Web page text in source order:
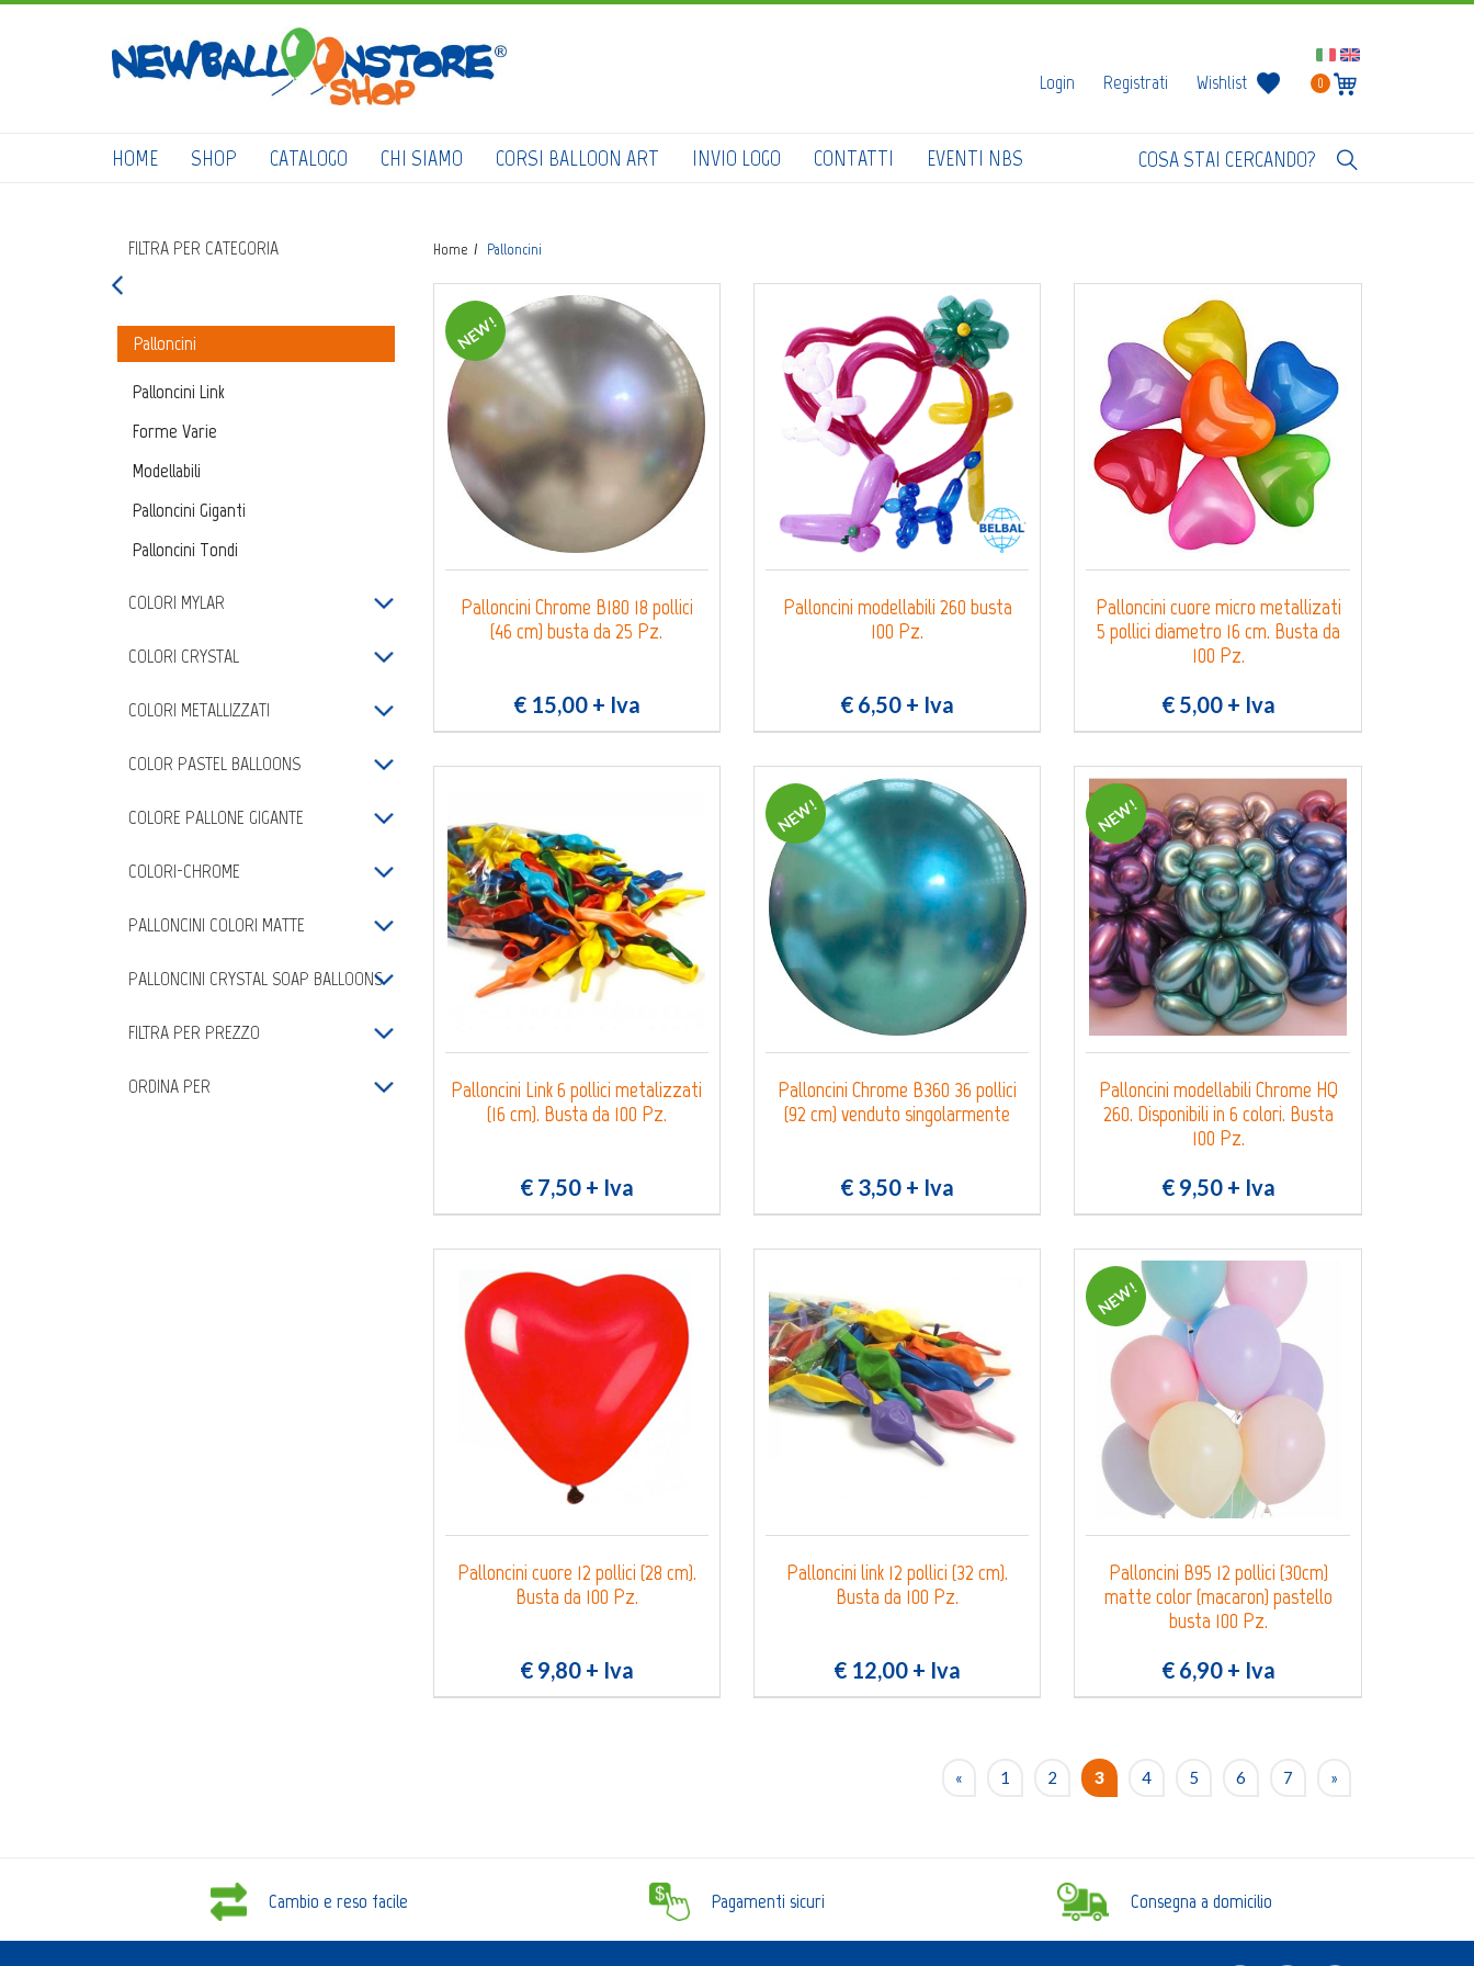
CATALOGO
INVIO LOGO
EVENTI NBS
Login
0
Login Registrati Wishlist 0
HOME SHOP CATALOGO CHI SIAMO CORSI BALLOON ART INVIO LOGO CONTATTI EVENTI NBS
FILTRA PER CATEGORIA
Palloncini
Palloncini Link
Forme Varie
Modellabili
Palloncini Giganti
Palloncini Tondi
COLORI_MYLAR
COLORI_CRYSTAL
COLORI_METALLIZZATI
COLOR_PASTEL_BALLOONS
COLORE_PALLONE_GIGANTE
COLORI-CHROME
PALLONCINI_COLORI_MATTE
PALLONCINI_CRYSTAL_SOAP_BALLOONS
FILTRA PER PREZZO
ORDINA PER
Home Palloncini
NEW!
Palloncini Chrome B180 18 pollici
(46 cm) busta da 25 Pz.
€ 15,00+ Iva
Palloncini modellabili 260 busta
100 Pz.
€ 6,50 + Iva
Palloncini cuore micro metallizati
5 pollici diametro 16 cm. Busta da
100 Pz.
€ 5,00+ Iva
Palloncini Link 6 pollici metalizzati
(16 cm). Busta da 100 Pz.
€ 7,50+ Iva
NEW!
Palloncini Chrome B360 36 pollici
(92 cm) venduto singolarmente
€ 3,50 + Iva
NEW!
Palloncini modellabili Chrome HQ
260. Disponibili in 6 colori. Busta
100 Pz.
€ 9,50+ Iva
Palloncini cuore 12 pollici (28 cm).
Busta da 100 Pz.
€ 9,80+ Iva
Palloncini link 12 pollici (32 cm).
Busta da 100 Pz.
€ 12,00 + Iva
NEW!
Palloncini B95 12 pollici (30cm)
matte color (macaron) pastello
busta 100 Pz.
€ 6,90+ Iva
« 1 2 3 4 5 6 7 »
Cambio e reso facile Pagamenti sicuri Consegna a domicilio